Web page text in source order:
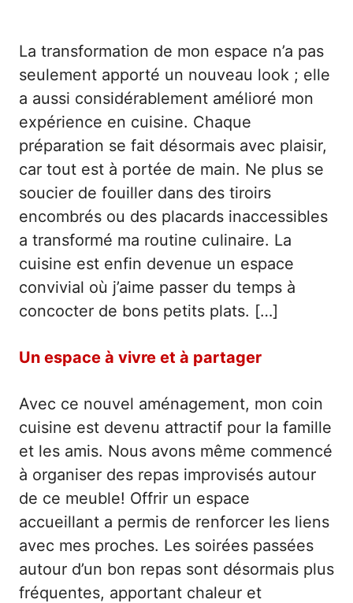
La transformation de mon espace n’a pas
seulement apporté un nouveau look ; elle
a aussi considérablement amélioré mon
expérience en cuisine. Chaque
préparation se fait désormais avec plaisir,
car tout est à portée de main. Ne plus se
soucier de fouiller dans des tiroirs
encombrés ou des placards inaccessibles
a transformé ma routine culinaire. La
cuisine est enfin devenue un espace
convivial où j’aime passer du temps à
concocter de bons petits plats. […]
Un espace à vivre et à partager
Avec ce nouvel aménagement, mon coin
cuisine est devenu attractif pour la famille
et les amis. Nous avons même commencé
à organiser des repas improvisés autour
de ce meuble! Offrir un espace
accueillant a permis de renforcer les liens
avec mes proches. Les soirées passées
autour d’un bon repas sont désormais plus
fréquentes, apportant chaleur et